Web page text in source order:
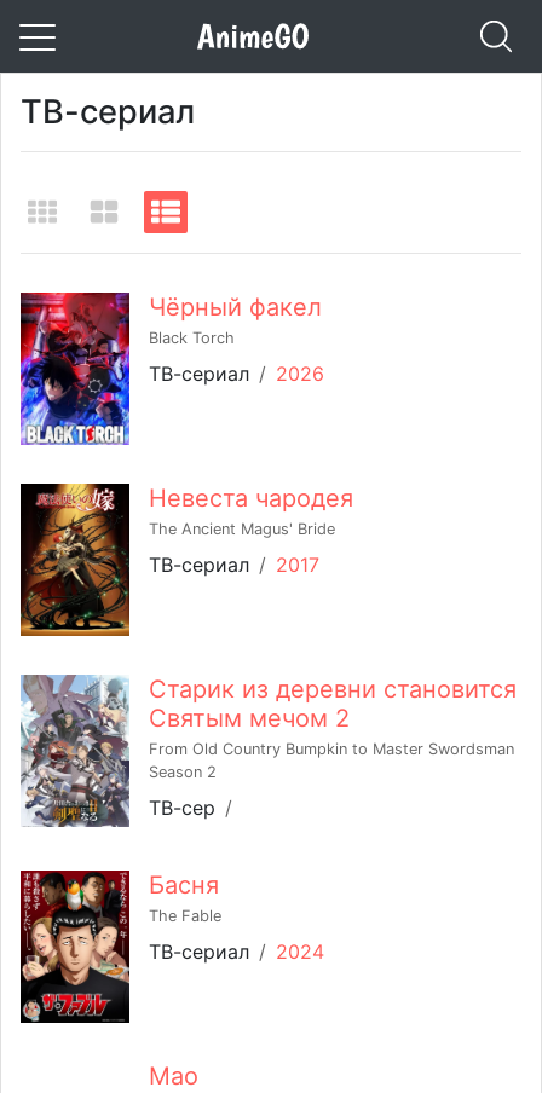
ТВ-сериал
Чёрный факел
Black Torch
ТВ-сериал / 2026
Невеста чародея
The Ancient Magus' Bride
ТВ-сериал / 2017
Старик из деревни становится
Святым мечом 2
From Old Country Bumpkin to Master Swordsman
Season 2
ТВ-сер /
Басня
The Fable
ТВ-сериал / 2024
Мао